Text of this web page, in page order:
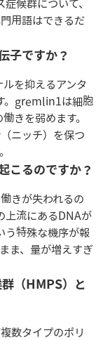
候群について、
用語はできるだ
子ですか？
を抑えるアンタ
。gremlin1は細胞
きを弱めます。
ニッチ）を保つ
こるのですか？
きが失われるの
上流にあるDNAが
う特殊な機序が報
ま、量が増えすぎ
（HMPS）と
数タイプのポリ